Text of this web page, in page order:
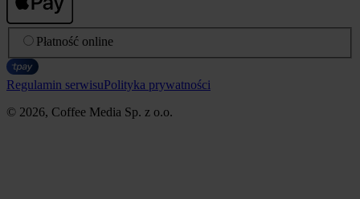
Płatność online
Regulamin serwisuPolityka prywatności
© 2026, Coffee Media Sp. z o.o.